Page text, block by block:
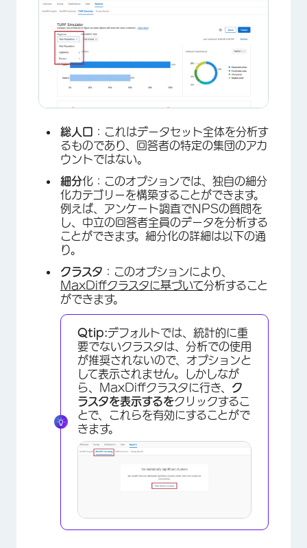
総人口 ：これはデータセット全体を分析す
るものであり、回答者の特定の集団のアカ
ウントではない。
細分化：このオプションでは、独自の細分
化カテゴリーを構築することができます。
例えば、アンケート調査でNPSの質問を
し、中立の回答者全員のデータを分析する
ことができます。細分化の詳細は以下の通
り。
クラスタ ：このオプションにより、
MaxDiffクラスタに基づいて分析すること
ができます。
Qtip:デフォルトでは、統計的に重
要でないクラスタは、分析での使用
が推奨されないので、オプションと
して表示されません。しかしなが
ら、MaxDiffクラスタに行き、 ク
ラスタを表示するをクリックするこ
とで、これらを有効にすることがで
きます。